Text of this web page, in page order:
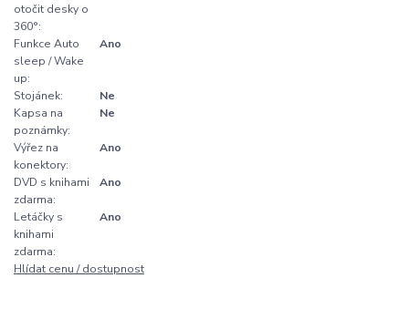
otočit desky o
360°:
Funkce Auto
sleep / Wake
up:
Ano
Stojánek:
Ne
Kapsa na
poznámky:
Ne
Výřez na
konektory:
Ano
DVD s knihami
zdarma:
Ano
Letáčky s
knihami
zdarma:
Ano
Hlídat cenu / dostupnost